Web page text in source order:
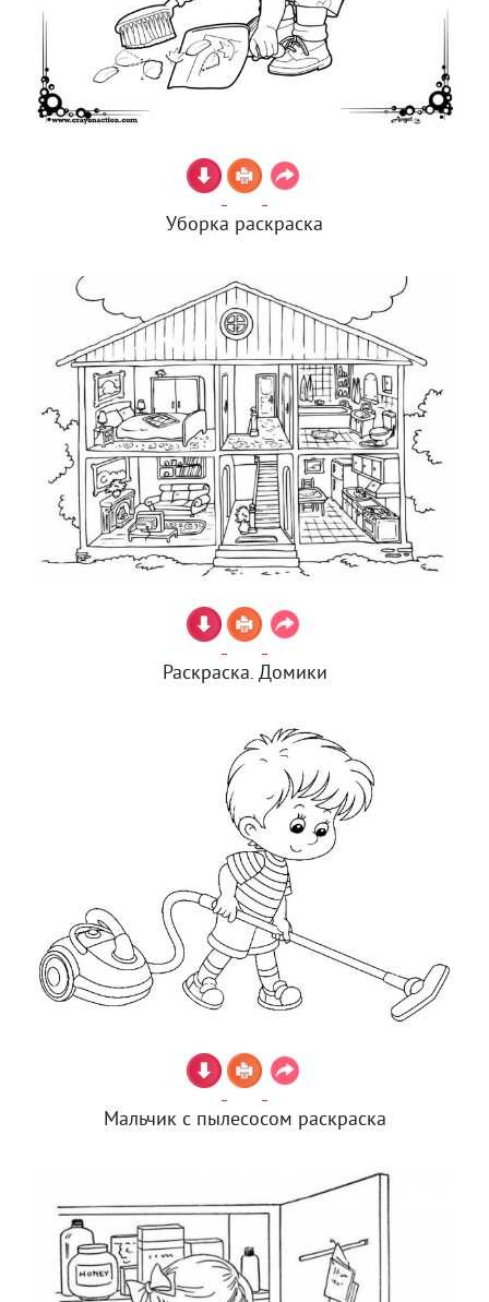
Уборка раскраска
Раскраска. Домики
Мальчик с пылесосом раскраска